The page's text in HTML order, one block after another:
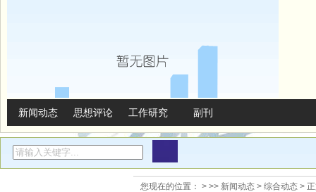
新闻动态 思想评论 工作研究 副刊
您现在的位置： > >> 新闻动态 > 综合动态 >